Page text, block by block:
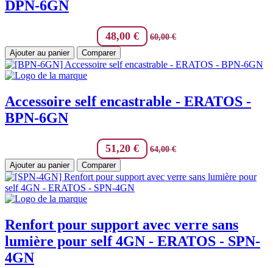
DPN-6GN
48,00 € 60,00€
Ajouter au panier
Comparer
Accessoire self encastrable - ERATOS -
BPN-6GN
51,20 € 64,00€
Ajouter au panier
Comparer
Renfort pour support avec verre sans
lumière pour self 4GN - ERATOS - SPN-
4GN